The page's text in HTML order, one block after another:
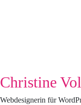
Christine
Webdesignerin für